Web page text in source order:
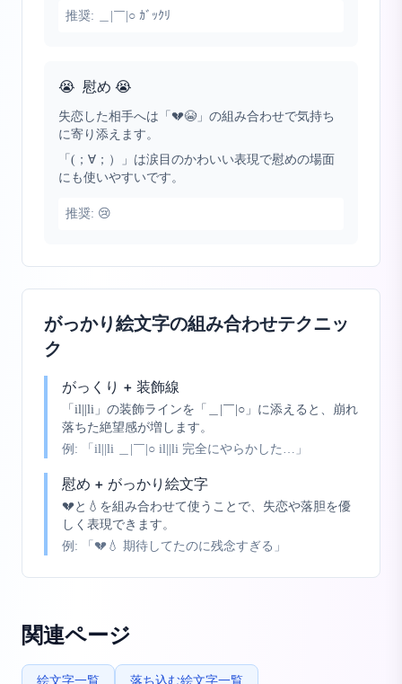
推奨: ＿|￣|○ ｶﾞｯｸﾘ
😭 慰め 😭
失恋した相手へは「💔😭」の組み合わせで気持ち
に寄り添えます。
「(；∀；）」は涙目のかわいい表現で慰めの場面
にも使いやすいです。
推奨: 😢
がっかり絵文字の組み合わせテクニッ
ク
がっくり + 装飾線
「il||li」の装飾ラインを「＿|￣|○」に添えると、崩れ
落ちた絶望感が増します。
例:
「il||li ＿|￣|○ il||li 完全にやらかした…」
慰め + がっかり絵文字
💔と💧を組み合わせて使うことで、失恋や落胆を優
しく表現できます。
例:
「💔💧 期待してたのに残念すぎる」
関連ページ
絵文字一覧 落ち込む絵文字一覧